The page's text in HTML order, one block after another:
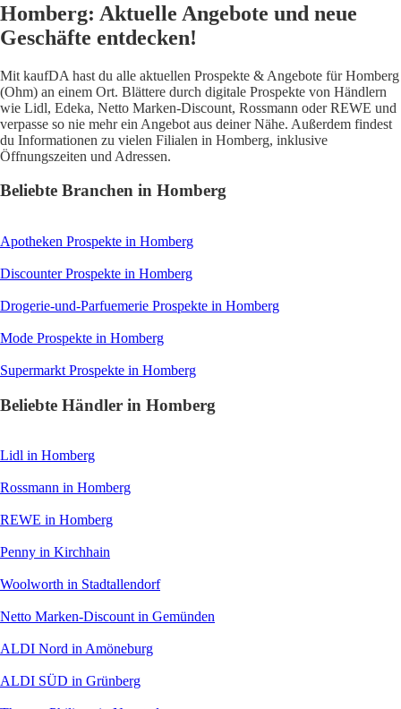
Homberg: Aktuelle Angebote und neue
Geschäfte entdecken!
Mit kaufDA hast du alle aktuellen Prospekte & Angebote für Homberg
(Ohm) an einem Ort. Blättere durch digitale Prospekte von Händlern
wie Lidl, Edeka, Netto Marken-Discount, Rossmann oder REWE und
verpasse so nie mehr ein Angebot aus deiner Nähe. Außerdem findest
du Informationen zu vielen Filialen in Homberg, inklusive
Öffnungszeiten und Adressen.
Beliebte Branchen in Homberg
Apotheken Prospekte in Homberg
DiscounterProspekte in Homberg
Drogerie-und-Parfuemerie Prospekte in Homberg
Mode Prospekte in Homberg
Supermarkt Prospekte in Homberg
Beliebte Händler in Homberg
Lidl in Homberg
Rossmann in Homberg
REWE in Homberg
Penny in Kirchhain
Woolworth in Stadtallendorf
Netto Marken-Discount in Gemünden
ALDI Nord in Amöneburg
ALDI SÜD in Grünberg